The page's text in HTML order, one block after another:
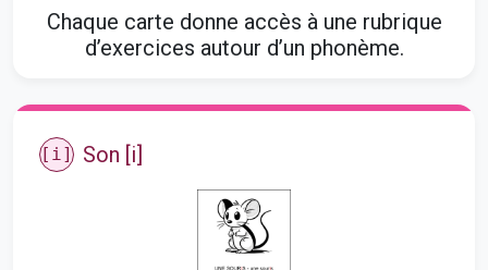
Chaque carte donne accès à une rubrique
d’exercices autour d’un phonème.
[i] Son [i]